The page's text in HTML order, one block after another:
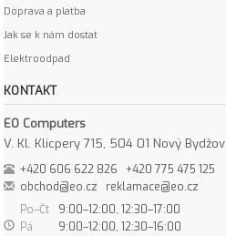
Doprava a platba
Jak se k nám dostat
Elektroodpad
KONTAKT
EO Computers
V. Kl. Klicpery 715, 504 01 Nový Bydžov
+420 606 622 826
+420 775 475 125
obchod@eo.cz
reklamace@eo.cz
Po–Čt
9:00–12:00, 12:30–17:00
Pá
9:00–12:00, 12:30–16:00